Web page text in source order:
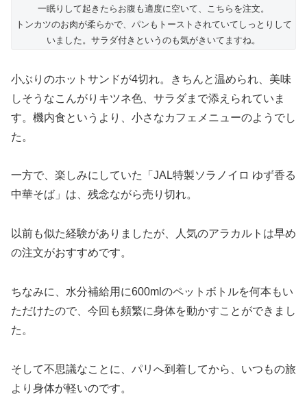
一眠りして起きたらお腹も適度に空いて、こちらを注文。
トンカツのお肉が柔らかで、パンもトーストされていてしっとりして
いました。サラダ付きというのも気がきいてますね。
小ぶりのホットサンドが4切れ。きちんと温められ、美味
しそうなこんがりキツネ色、サラダまで添えられていま
す。機内食というより、小さなカフェメニューのようでし
た。
一方で、楽しみにしていた「JAL特製ソラノイロ ゆず香る
中華そば」は、残念ながら売り切れ。
以前も似た経験がありましたが、人気のアラカルトは早め
の注文がおすすめです。
ちなみに、水分補給用に600mlのペットボトルを何本もい
ただけたので、今回も頻繁に身体を動かすことができまし
た。
そして不思議なことに、パリへ到着してから、いつもの旅
より身体が軽いのです。